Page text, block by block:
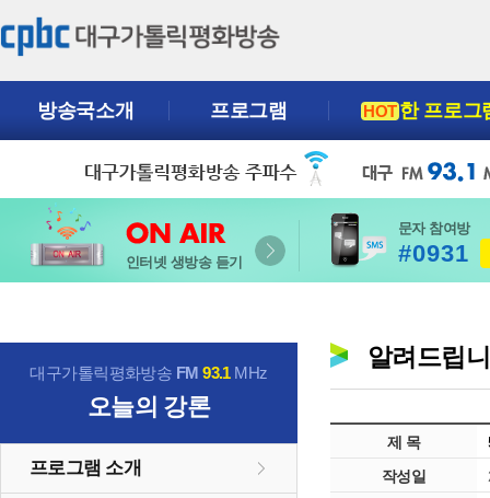
방송국소개 프로그램 HOT한 프로그
인터넷 생방송 듣기
문자 참여방
#0931
대구가톨릭평화방송 FM93.1MHz
오늘의 강론
프로그램 소개
알려드립
제 목
작성일